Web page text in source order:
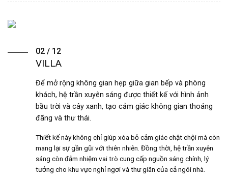
02 / 12
VILLA
Để mở rộng không gian hẹp giữa gian bếp và phòng
khách, hệ trần xuyên sáng được thiết kế với hình ảnh
bầu trời và cây xanh, tạo cảm giác không gian thoáng
đãng và thư thái.
Thiết kế này không chỉ giúp xóa bỏ cảm giác chật chội mà còn
mang lại sự gần gũi với thiên nhiên. Đồng thời, hệ trần xuyên
sáng còn đảm nhiệm vai trò cung cấp nguồn sáng chính, lý
tưởng cho khu vực nghỉ ngơi và thư giãn của cả ngôi nhà.